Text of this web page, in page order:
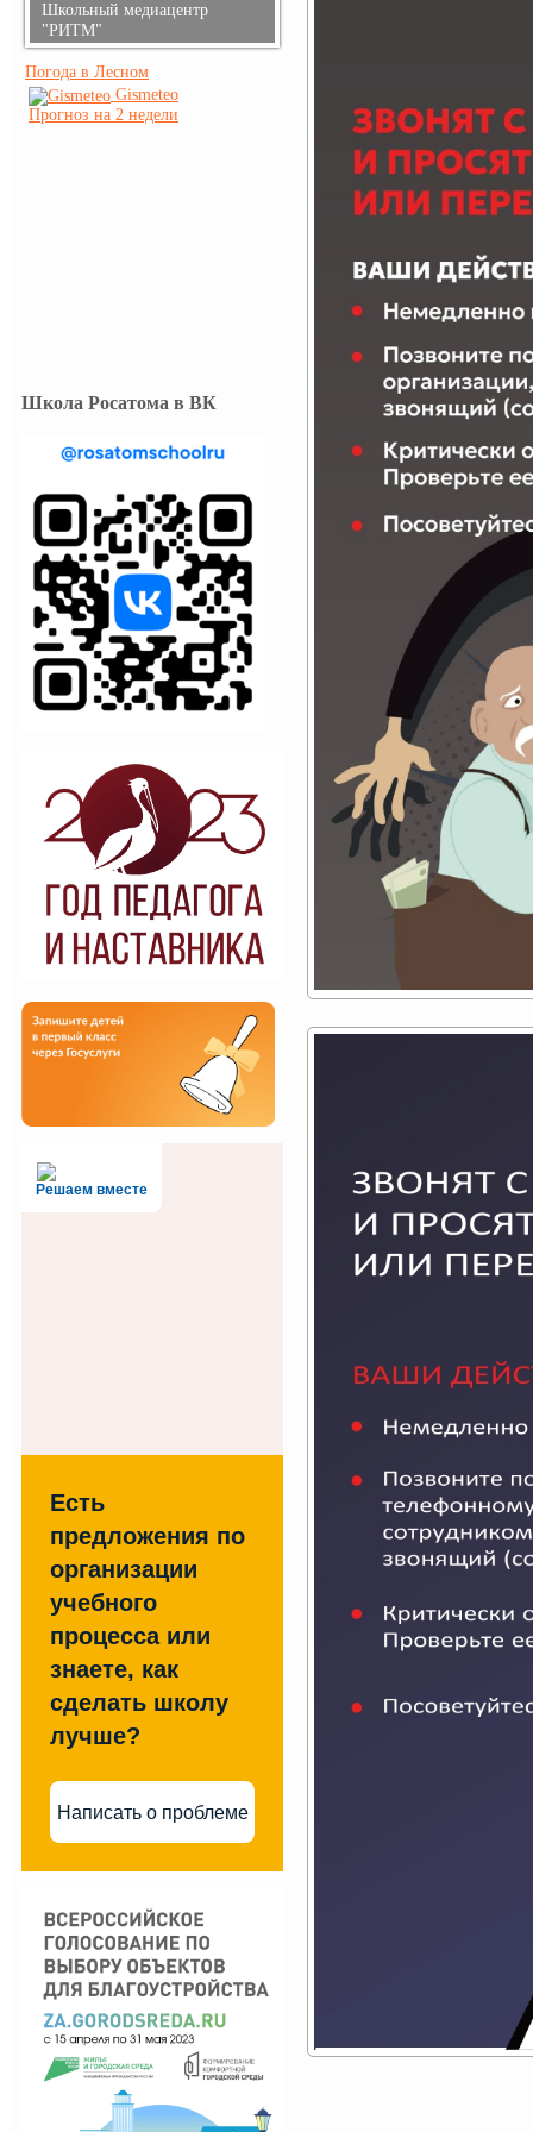
Школьный медиацентр
"РИТМ"
Погода в Лесном
Gismeteo
Прогноз на 2 недели
Школа Росатома в ВК
Решаем вместе
Есть
предложения по
организации
учебного
процесса или
знаете, как
сделать школу
лучше?
Написать о проблеме